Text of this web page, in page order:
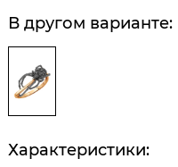
В другом варианте:
Характеристики: